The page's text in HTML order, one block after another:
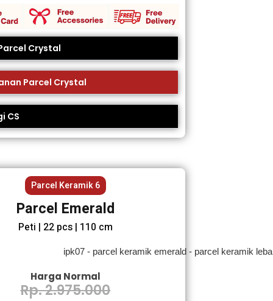
Crystal
Parcel Crystal
CS
Parcel Keramik 6
Parcel Emerald
Peti | 22 pcs | 110 cm
Harga Normal
Rp. 2.975.000